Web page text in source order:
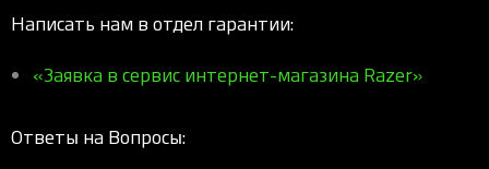
Написать нам в отдел гарантии:
«Заявка в сервис интернет-магазина Razer»
Ответы на Вопросы: